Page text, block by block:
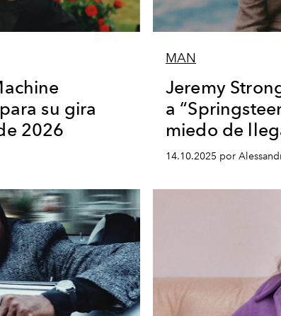
su gira
2026
MAN
Jeremy
a
miedo de
14.10.2025 por